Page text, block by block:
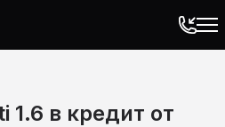
1.6 в кредит от